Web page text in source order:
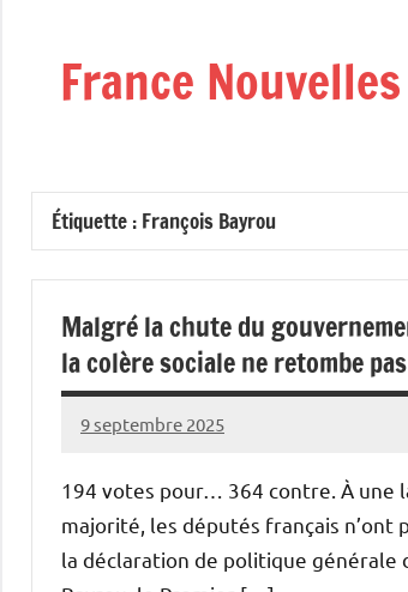
contenuFrance
Étiquette : François Bayrou
Malgré la chute du
la colère sociale ne retombe pas
9 septembre 2025
Admins
194 votes pour… 364 contre. À une
majorité, les députés français n’ont
la déclaration de politique générale